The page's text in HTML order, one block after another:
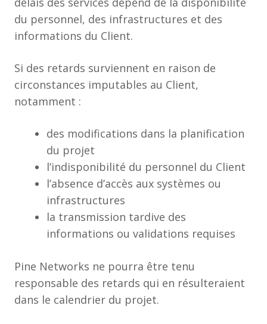
du personnel, des infrastructures et des
informations du Client.
Si des retards surviennent en raison de
circonstances imputables au Client,
notamment :
des modifications dans la planification
du projet
l’indisponibilité du personnel du Client
l’absence d’accès aux systèmes ou
infrastructures
la transmission tardive des
informations ou validations requises
Pine Networks ne pourra être tenu
responsable des retards qui en résulteraient
dans le calendrier du projet.